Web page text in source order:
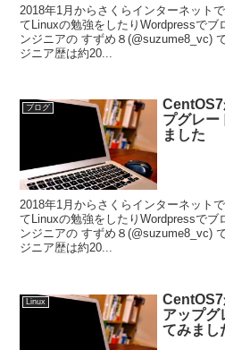
2018年1月からさくらインターネット
てLinuxの勉強をしたりWordpressでブ
ンジニアの すずめ８(@suzume8_vc)
ジニア歴は約20...
ブログ
プグレー
ました
2018年1月からさくらインターネット
てLinuxの勉強をしたりWordpressでブ
ンジニアの すずめ８(@suzume8_vc)
ジニア歴は約20...
Linux
アップグ
てみまし